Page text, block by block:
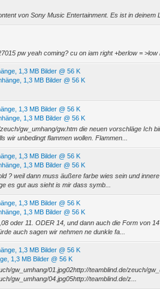
von Sony Music Entertainment. Es ist in
pw yeah coming? cu on iam right +berlow = >low
1,3 MB Bilder @ 56 K
1,3 MB Bilder @ 56 K
1,3 MB Bilder @ 56 K
1,3 MB Bilder @ 56 K
gw_umhang/gw.htm die neuen vorschläge Ich
wir unbedingt flammen wollen. Flammen...
1,3 MB Bilder @ 56 K
1,3 MB Bilder @ 56 K
? weil dann muss äußere farbe wies sein und
es gut aus sieht is mir dass symb...
1,3 MB Bilder @ 56 K
1,3 MB Bilder @ 56 K
oder 11. ODER 14, und dann auch die Form von
auch sagen wir nehmen ne dunkle fa...
1,3 MB Bilder @ 56 K
1,3 MB Bilder @ 56 K
gw_umhang/01.jpg02http://teamblind.de/zeuch/
gw_umhang/04.jpg05http://teamblind.de/z...